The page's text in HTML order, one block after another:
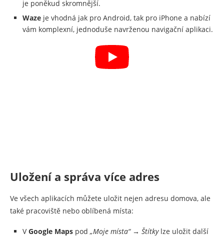
je poněkud skromnější.
Waze je vhodná jak pro Android, tak pro iPhone a nabízí
vám komplexní, jednoduše navrženou navigační aplikaci.
Uložení a správa více adres
Ve všech aplikacích můžete uložit nejen adresu domova, ale
také pracoviště nebo oblíbená místa:
VGoogle Maps pod „Moje místa“ → Štítkylze uložit další